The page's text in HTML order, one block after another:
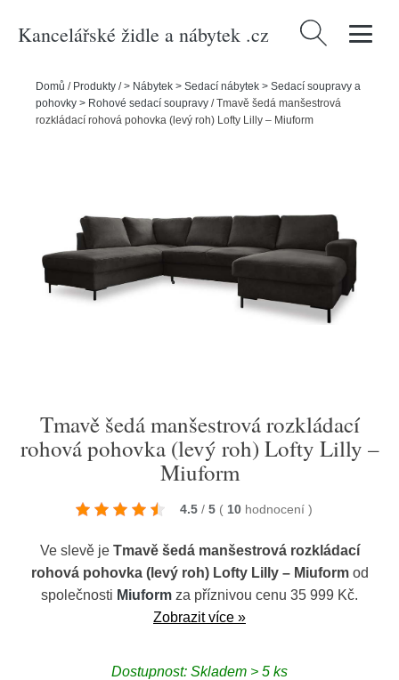
Kancelářské židle a nábytek .cz Vyhledávání
Domů / Produkty /> Nábytek > Sedací nábytek > Sedací soupravy a
pohovky > Rohové sedací soupravy /Tmavě šedá manšestrová
rozkládací rohová pohovka (levý roh) Lofty Lilly – Miuform
Tmavě šedá manšestrová rozkládací
rohová pohovka (levý roh) Lofty Lilly –
Miuform
4.5 / 5 ( 10 hodnocení )
Ve slevě je Tmavě šedá manšestrová rozkládací
rohová pohovka (levý roh) Lofty Lilly – Miuformod
společnosti Miuform za příznivou cenu 35 999 Kč.
Zobrazit více »
Dostupnost: Skladem > 5 ks